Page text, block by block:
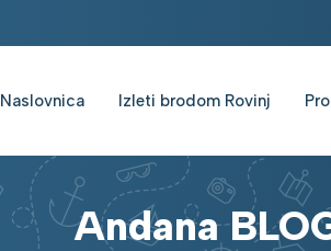
Naslovnica Izleti brodom Rovinj
Andana